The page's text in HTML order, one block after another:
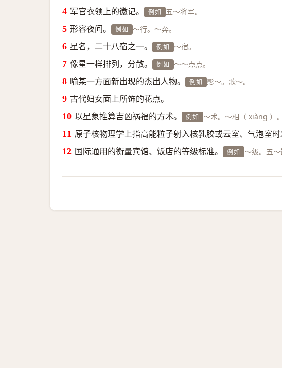
军官衣领上的徽记。 例如 五～将军。
形容夜间。 例如 ～行。～奔。
星名，二十八宿之一。 例如 ～宿。
像星一样排列，分散。 例如 ～～点点。
喻某一方面新出现的杰出人物。 例如 影～。歌～。
古代妇女面上所饰的花点。
以星象推算吉凶祸福的方术。 例如 ～术。～相（ xiàng ）。
原子核物理学上指高能粒子射入核乳胶或云室、气泡室
国际通用的衡量宾馆、饭店的等级标准。 例如 ～级。五～